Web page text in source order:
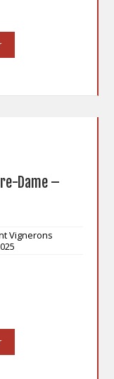
Dame –
Vignerons